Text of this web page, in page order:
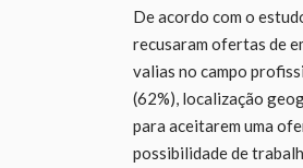
De acordo com o
recusaram ofertas de
valias no campo
(62%), localização
para aceitarem uma
possibilidade de